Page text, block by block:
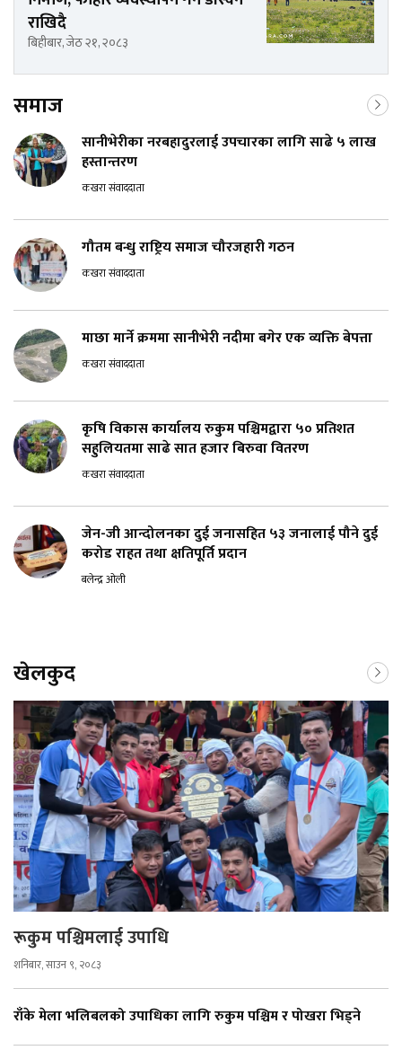
राखिदै
बिहीबार, जेठ २१, २०८३
समाज
सानीभेरीका नरबहादुरलाई उपचारका लागि साढे ५ लाख
हस्तान्तरण
कखरा संवाददाता
गौतम बन्धु राष्ट्रिय समाज चौरजहारी गठन
कखरा संवाददाता
माछा मार्ने क्रममा सानीभेरी नदीमा बगेर एक व्यक्ति बेपत्ता
कखरा संवाददाता
कृषि विकास कार्यालय रुकुम पश्चिमद्वारा ५० प्रतिशत
सहुलियतमा साढे सात हजार बिरुवा वितरण
कखरा संवाददाता
जेन-जी आन्दोलनका दुई जनासहित ५३ जनालाई पौने दुई
करोड राहत तथा क्षतिपूर्ति प्रदान
बलेन्द्र ओली
खेलकुद
रूकुम पश्चिमलाई उपाधि
शनिबार, साउन ९, २०८३
राँके मेला भलिबलको उपाधिका लागि रुकुम पश्चिम र पोखरा भिड्ने